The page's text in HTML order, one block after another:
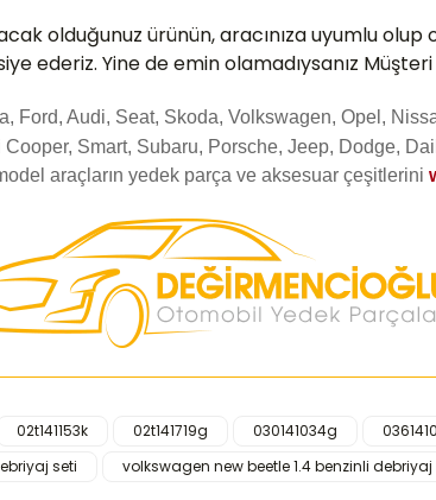
olduğunuz ürünün, aracınıza uyumlu olup
ederiz. Yine de emin olamadıysanız
Ford, Audi, Seat, Skoda, Volkswagen, Opel,
Smart, Subaru, Porsche, Jeep, Dodge,
araçların yedek parça ve aksesuar çeşitlerini
ve diğer konularda yetersiz gördüğünüz noktaları
02t141153k 02t141719g 030141034g
seti
volkswagen new beetle 1.4 benzinli debriyaj